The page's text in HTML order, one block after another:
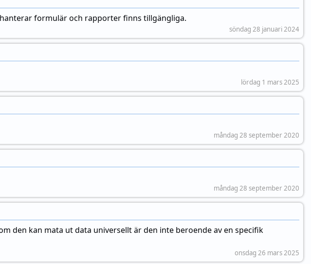
formulär och rapporter finns tillgängliga.
söndag 28 januari 2024
lördag 1 mars 2025
måndag 28 september 2020
måndag 28 september 2020
den kan mata ut data universellt är den inte beroende av en specifik
onsdag 26 mars 2025